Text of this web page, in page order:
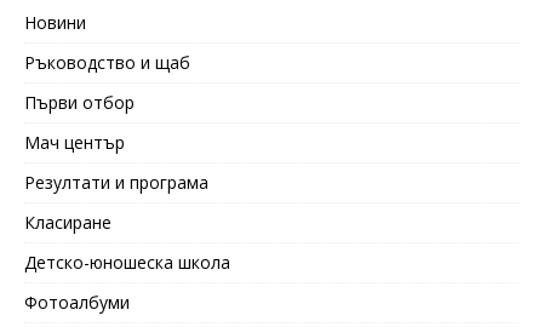
Новини
Ръководство и щаб
Първи отбор
Мач център
Резултати и програма
Класиране
Детско-юношеска школа
Фотоалбуми